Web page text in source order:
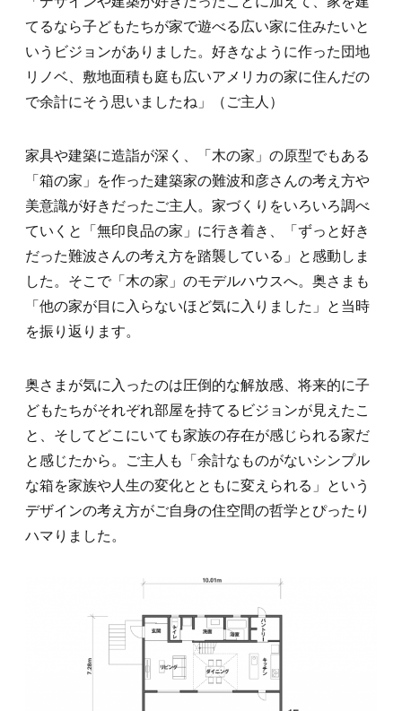
てるなら子どもたちが家で遊べる広い家に住みたいと
いうビジョンがありました。好きなように作った団地
リノベ、敷地面積も庭も広いアメリカの家に住んだの
で余計にそう思いましたね」（ご主人）
家具や建築に造詣が深く、「木の家」の原型でもある
「箱の家」を作った建築家の難波和彦さんの考え方や
美意識が好きだったご主人。家づくりをいろいろ調べ
ていくと「無印良品の家」に行き着き、「ずっと好き
だった難波さんの考え方を踏襲している」と感動しま
した。そこで「木の家」のモデルハウスへ。奥さまも
「他の家が目に入らないほど気に入りました」と当時
を振り返ります。
奥さまが気に入ったのは圧倒的な解放感、将来的に子
どもたちがそれぞれ部屋を持てるビジョンが見えたこ
と、そしてどこにいても家族の存在が感じられる家だ
と感じたから。ご主人も「余計なものがないシンプル
な箱を家族や人生の変化とともに変えられる」という
デザインの考え方がご自身の住空間の哲学とぴったり
ハマりました。